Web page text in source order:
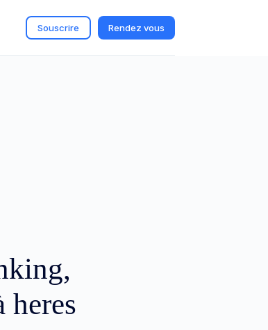
Souscrire Rendez vous
heres